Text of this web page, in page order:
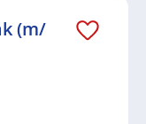
(m/